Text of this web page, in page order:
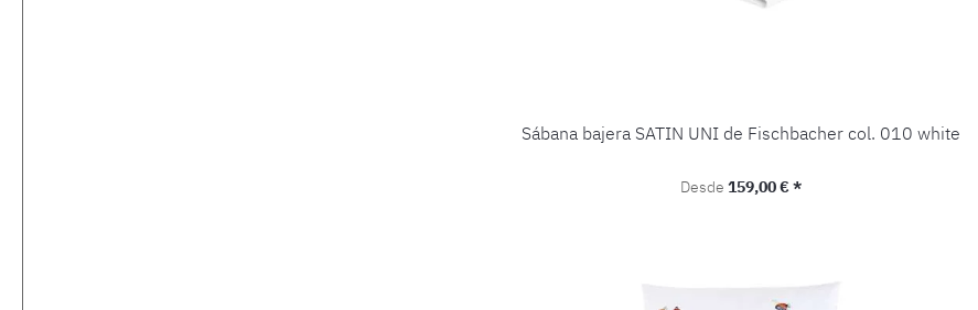
Sábana bajera SATIN UNI de Fischbacher col. 010 white
Precio normal:
Desde 159,00 € *